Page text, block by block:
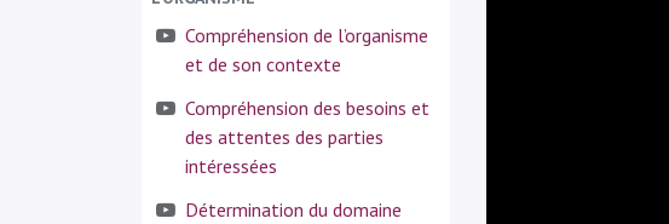
Compréhension de l’organisme
et de son contexte
Compréhension des besoins et
des attentes des parties
intéressées
Détermination du domaine